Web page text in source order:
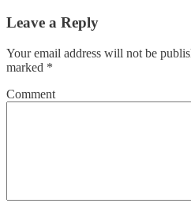
Leave a Reply
Your email address will not be
marked *
Comment